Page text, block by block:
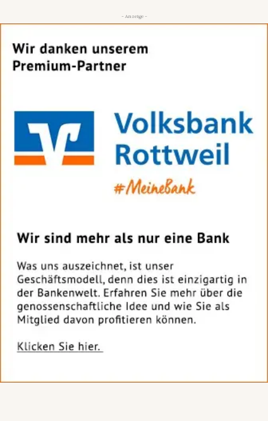
- Anzeige -